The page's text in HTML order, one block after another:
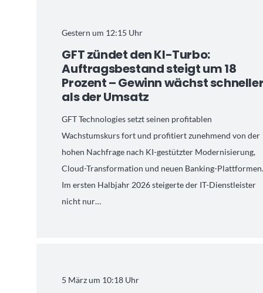
Gestern um 12:15 Uhr
GFT zündet den KI-Turbo:
Auftragsbestand steigt um 18
Prozent – Gewinn wächst
als der Umsatz
GFT Technologies setzt seinen profitablen
Wachstumskurs fort und profitiert zunehmend von der
hohen Nachfrage nach KI-gestützter Modernisierung,
Cloud-Transformation und neuen Banking-
Im ersten Halbjahr 2026 steigerte der IT-Dienstleister
nicht nur…
5 März um 10:18 Uhr